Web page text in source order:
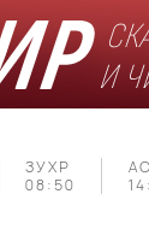
ЗУХР
08:50